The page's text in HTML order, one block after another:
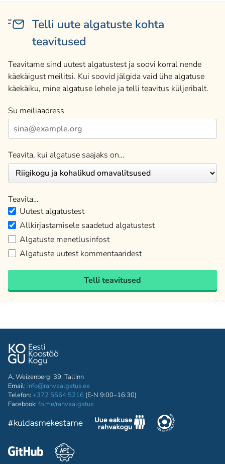
Telli uute algatuste kohta
teavitused
Teavitame sind uutest algatustest ja soovi korral nende
käekäigust meilitsi. Kui soovid jälgida vaid ühe algatuse
käekäiku, mine algatuse lehele ja telli teavitus küljeribalt.
Su meiliaadress
Teavita, kui algatuse saajaks on…
Teavita…
Uutest algatustest
Allkirjastamisele saadetud algatustest
Algatuste menetlusinfost
Algatuste uutest kommentaaridest
Telli teavitused
A. Weizenbergi 39, Tallinn
Email: info@rahvaalgatus.ee
Telefon: +372 5564 5216 (E-N 9:00–16:30)
Facebook: fb.me/rahvaalgatus